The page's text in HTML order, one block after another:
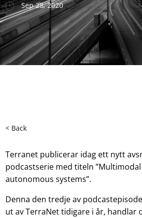
Sep 28, 2020
< Back
Terranet publicerar idag ett nytt
podcastserie med titeln
autonomous systems”.
Denna den tredje av
ut av TerraNet tidigare i år, handlar